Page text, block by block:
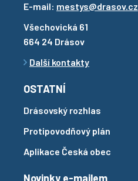
E-mail: mestys@drasov.cz
Všechovická 61
664 24 Drásov
Další kontakty
OSTATNÍ
Drásovský rozhlas
Protipovodňový plán
Aplikace Česká obec
Novinky e-mailem